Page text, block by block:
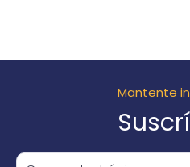
Mantente